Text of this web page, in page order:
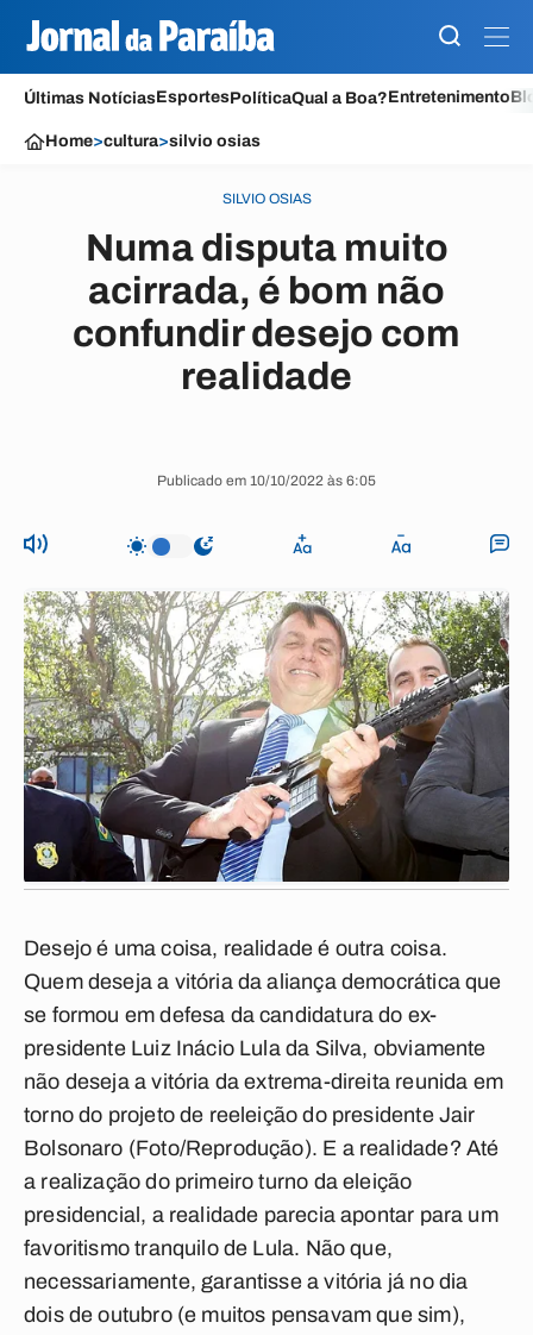
Últimas NotíciasEsportesPolíticaQual a Boa?Entretenimento
Home>cultura>silvio osias
SILVIO OSIAS
Numa disputa muito
acirrada, é bom não
confundir desejo com
realidade
Publicado em 10/10/2022 às 6:05
Desejo é uma coisa, realidade é outra coisa.
Quem deseja a vitória da aliança democrática que
se formou em defesa da candidatura do ex-
presidente Luiz Inácio Lula da Silva, obviamente
não deseja a vitória da extrema-direita reunida em
torno do projeto de reeleição do presidente Jair
Bolsonaro (Foto/Reprodução). E a realidade? Até
a realização do primeiro turno da eleição
presidencial, a realidade parecia apontar para um
favoritismo tranquilo de Lula. Não que,
necessariamente, garantisse a vitória já no dia
dois de outubro (e muitos pensavam que sim),